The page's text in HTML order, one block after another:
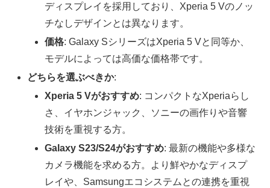
ディスプレイを採用しており、Xperia 5 Vのノッ
チなしデザインとは異なります。
価格: Galaxy SシリーズはXperia 5 Vと同等か、
モデルによっては高価な価格帯です。
どちらを選ぶべきか:
Xperia 5 Vがおすすめ: コンパクトなXperiaらし
さ、イヤホンジャック、ソニーの画作りや音響
技術を重視する方。
Galaxy S23/S24がおすすめ: 最新の機能や多様な
カメラ機能を求める方。より鮮やかなディスプ
レイや、Samsungエコシステムとの連携を重視